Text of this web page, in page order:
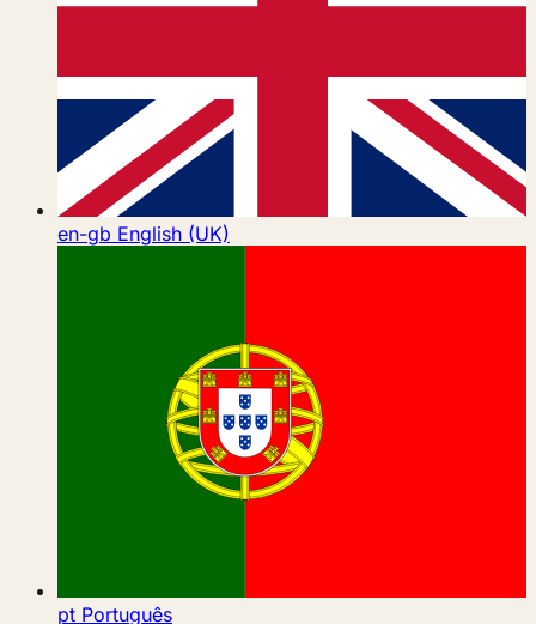
en-gb English (UK)
pt Português